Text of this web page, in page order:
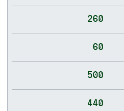
260
60
500
440